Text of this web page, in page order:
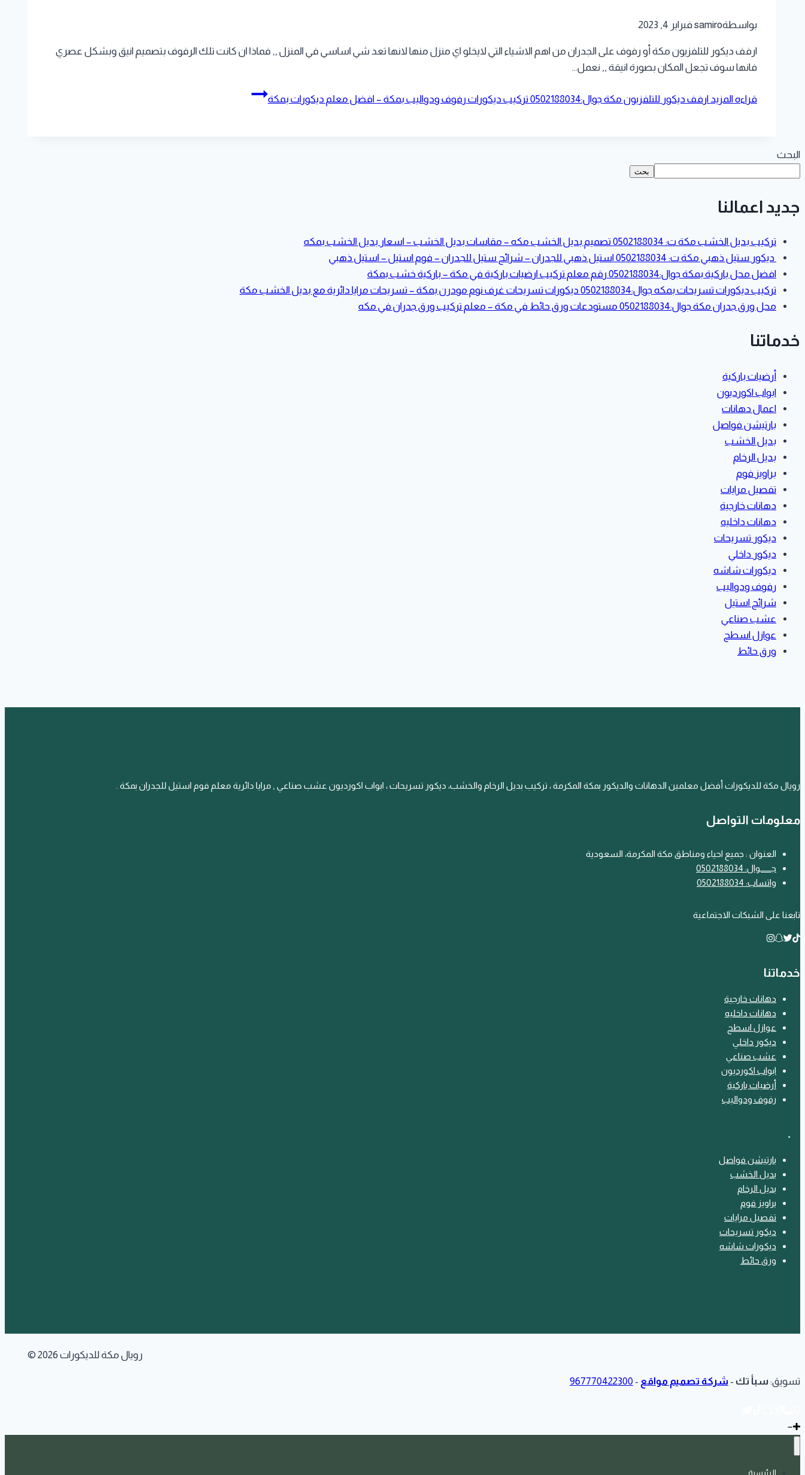
بواسطةsamiroفبراير 4, 2023
ارفف ديكور للتلفزيون مكة أو رفوف على الجدران من اهم الاشياء التي لايخلو اي منزل منها لانها تعد شي اساسي في المنزل ,, فماذا ان كانت تلك الرفوف بتصميم انيق وبشكل عصري
فانها سوف تجعل المكان بصورة انيقة ,, نعمل…
قراءه المزيد ارفف ديكور للتلفزيون مكة جوال:0502188034 تركيب ديكورات رفوف ودواليب بمكة – افضل معلم ديكورات بمكة
البحث
بحث
جديد اعمالنا
تركيب بديل الخشب مكة ت: 0502188034 تصميم بديل الخشب مكه – مقاسات بديل الخشب – اسعار بديل الخشب بمكه
ديكور ستيل ذهبي مكة ت: 0502188034 استيل ذهبي للجدران – شرائح ستيل للجدران – فوم استيل – استيل ذهبي
افضل محل باركية بمكة جوال:0502188034 رقم معلم تركيب ارضيات باركية في مكة – باركية خشب بمكة
تركيب ديكورات تسريحات بمكه جوال:0502188034 ديكورات تسريحات غرف نوم مودرن بمكة – تسريحات مرايا دائرية مع بديل الخشب مكة
محل ورق جدران مكة جوال:0502188034 مستودعات ورق حائط في مكة – معلم تركيب ورق جدران في مكه
خدماتنا
أرضيات باركية
ابواب اكورديون
اعمال دهانات
بارتيشن فواصل
بديل الخشب
بديل الرخام
براويز فوم
تفصيل مرايات
دهانات خارجية
دهانات داخليه
ديكور تسريحات
ديكور داخلي
ديكورات شاشه
رفوف ودواليب
شرائح استيل
عشب صناعي
عوازل اسطح
ورق حائط
رويال مكة للديكورات أفضل معلمين الدهانات والديكور بمكة المكرمة ، تركيب بديل الرخام والخشب، ديكور تسريحات ، ابواب اكورديون عشب صناعي , مرايا دائرية معلم فوم استيل للجدران بمكة .
معلومات التواصل
العنوان : جميع احياء ومناطق مكة المكرمة، السعودية
جــــــوال: 0502188034
واتساب: 0502188034
تابعنا على الشبكات الاجتماعية
خدماتنا
دهانات خارجية
دهانات داخليه
عوازل اسطح
ديكور داخلي
عشب صناعي
ابواب اكورديون
أرضيات باركية
رفوف ودواليب
﹒
بارتيشن فواصل
بديل الخشب
بديل الرخام
براويز فوم
تفصيل مرايات
ديكور تسريحات
ديكورات شاشه
ورق حائط
© 2026 رويال مكة للديكورات
تسويق: سبأ تك - شركة تصميم مواقع -
967770422300
الرئيسية